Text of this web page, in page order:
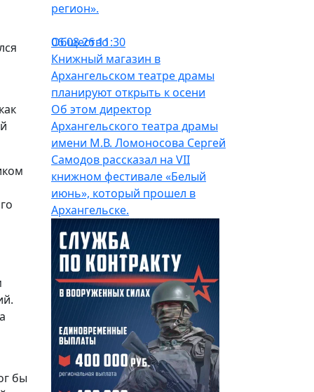
бы
регион».
Общество
06.08.26 11:30
Книжный магазин в
Архангельском театре драмы
планируют открыть к осени
Об этом директор
Архангельского театра драмы
имени М.В. Ломоносова Сергей
Самодов рассказал на VII
книжном фестивале «Белый
июнь», который прошел в
Архангельске.